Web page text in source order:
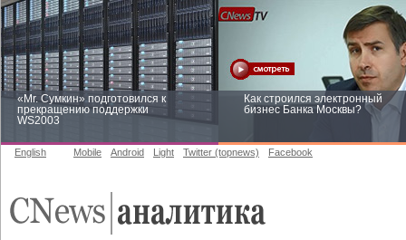
«Mr. Сумкин» подготовился к
прекращению поддержки
WS2003
Как строился электронный
бизнес Банка Москвы?
English Mobile Android Light Twitter (topnews) Facebook